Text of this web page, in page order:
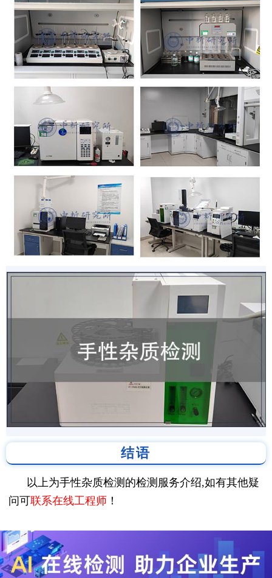
结语
以上为手性杂质检测的检测服务介绍,如有其他疑
问可联系在线工程师 ！